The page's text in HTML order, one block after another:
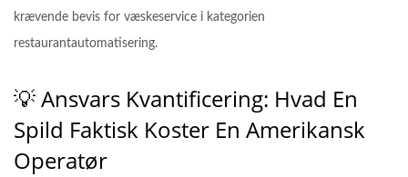
krævende bevis for væskeservice i kategorien
restaurantautomatisering.
💡 Ansvars Kvantificering: Hvad En
Spild Faktisk Koster En Amerikansk
Operatør